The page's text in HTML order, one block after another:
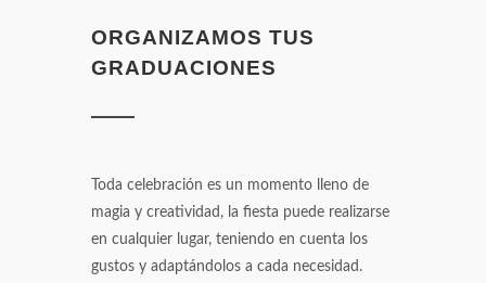
ORGANIZAMOS TUS
GRADUACIONES
Toda celebración es un momento lleno de
magia y creatividad, la fiesta puede realizarse
en cualquier lugar, teniendo en cuenta los
gustos y adaptándolos a cada necesidad.